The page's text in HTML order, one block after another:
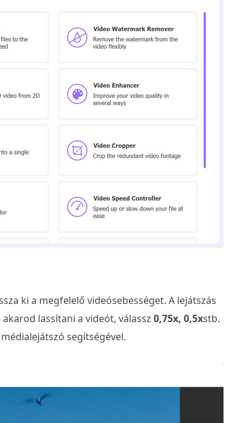
ki a megfelelő videósebességet. A lejátszás
akarod lassítani a videót, válassz 0,75x, 0,5xstb.
segítségével.